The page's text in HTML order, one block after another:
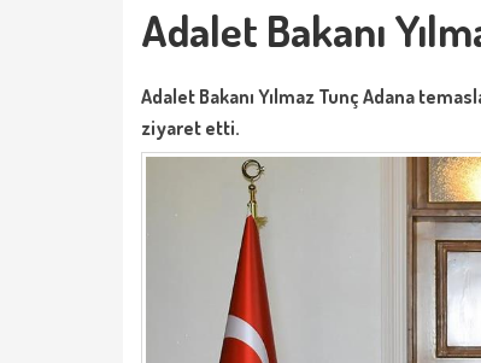
Adalet Bakanı
Adalet Bakanı Yılmaz Tunç Adana
ziyaret etti.